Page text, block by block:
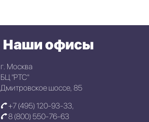
Наши офисы
г. Москва
БЦ "РТС"
Дмитровское шоссе, 85
+7 (495) 120-93-33,
8 (800) 550-76-63